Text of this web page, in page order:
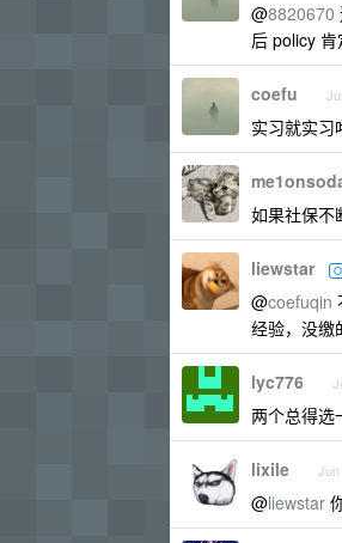
@8820670
后 policy 肯
coefu
实习就实习
如果社保不
liewstar
@coefuqin
经验，没缴
lyc776
两个总得选
lixile
@liewstar